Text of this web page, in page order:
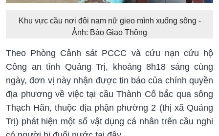
Khu vực cầu nơi đôi nam nữ gieo mình xuống sông -
Ảnh: Báo Giao Thông
Theo Phòng Cảnh sát PCCC và cứu nạn cứu hộ
Công an tỉnh Quảng Trị, khoảng 8h18 sáng cùng
ngày, đơn vị này nhận được tin báo của chính quyền
địa phương về việc tại cầu Thành Cổ bắc qua sông
Thạch Hãn, thuộc địa phận phường 2 (thị xã Quảng
Trị) phát hiện một số vật dụng cá nhân trên cầu nghi